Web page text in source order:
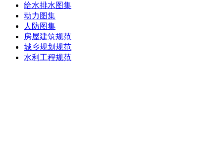
给水排水图集
动力图集
人防图集
房屋建筑规范
城乡规划规范
水利工程规范